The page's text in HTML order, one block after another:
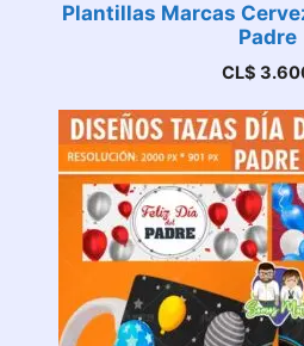
Plantillas Marcas
Padre
CL$